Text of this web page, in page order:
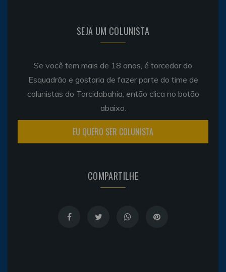
SEJA UM COLUNISTA
Se você tem mais de 18 anos, é torcedor do
Esquadrão e gostaria de fazer parte do time de
colunistas do Torcidabahia, então clica no botão
abaixo.
EU QUERO SER COLUNISTA
COMPARTILHE